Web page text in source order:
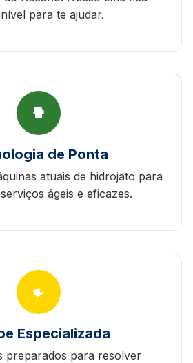
para te ajudar.
de Ponta
atuais de hidrojato para
ágeis e eficazes.
Especializada
preparados para resolver